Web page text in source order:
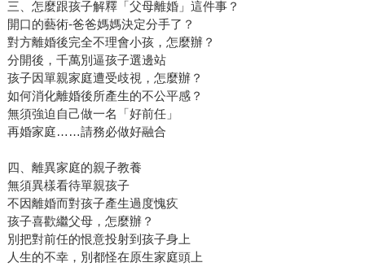
三、怎麼跟孩子解釋「父母離婚」這件事？
開口的藝術-爸爸媽媽決定分手了？
對方離婚後完全不理會小孩，怎麼辦？
分開後，千萬別逼孩子選邊站
孩子因單親家庭遭受歧視，怎麼辦？
如何消化離婚後所產生的不公平感？
無須強迫自己做一名「好前任」
再婚家庭……請務必做好融合
四、離異家庭的親子教養
無須異樣看待單親孩子
不因離婚而對孩子產生過度愧疚
孩子喜歡繼父母，怎麼辦？
別把對前任的恨意投射到孩子身上
人生的不幸，別都怪在原生家庭頭上